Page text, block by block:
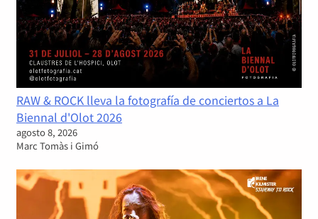
RAW & ROCK lleva la fotografía de conciertos a La
Biennal d'Olot 2026
agosto 8, 2026
Marc Tomàs i Gimó